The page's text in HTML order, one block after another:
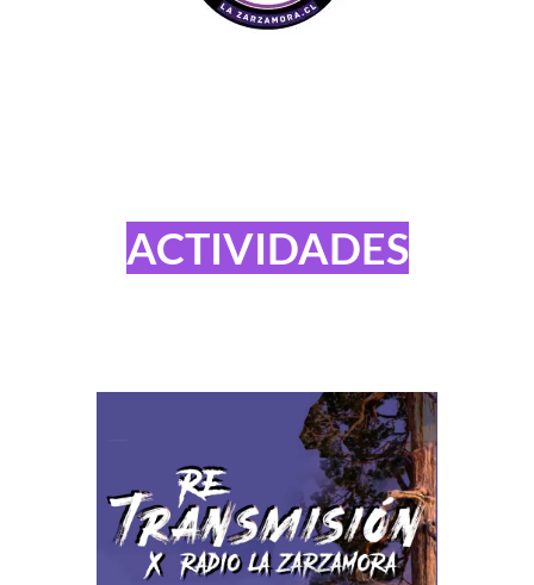
ACTIVIDADES